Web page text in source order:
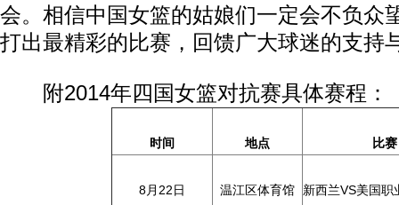
会。相信中国女篮的姑娘们一定会不负众
打出最精彩的比赛，回馈广大球迷的支持
附2014年四国女篮对抗赛具体赛程：
时间 地点 比赛
8月22日 温江区体育馆
新西兰VS美国职